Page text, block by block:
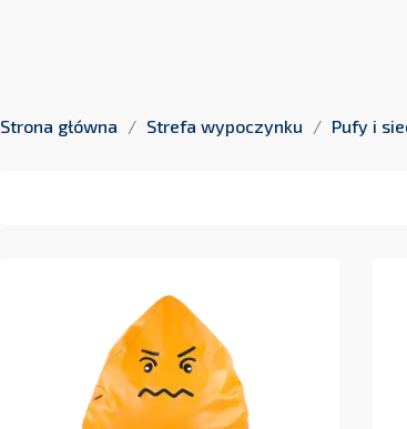
Strona główna Strefa wypoczynku Pufy i